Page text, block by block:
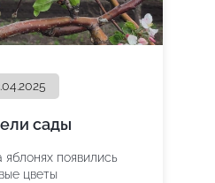
сады
появились
цветы